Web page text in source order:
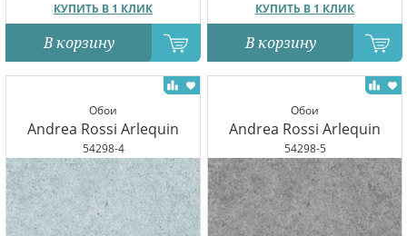
КУПИТЬ В 1 КЛИК
В корзину
КУПИТЬ В 1 КЛИК
В корзину
Обои
Andrea Rossi Arlequin
54298-4
Обои
Andrea Rossi Arlequin
54298-5